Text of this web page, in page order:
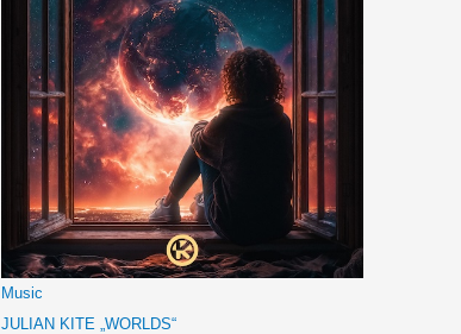
Music
JULIAN KITE „WORLDS“